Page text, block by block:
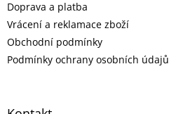
Doprava a platba
Vrácení a reklamace zboží
Obchodní podmínky
Podmínky ochrany osobních údajů